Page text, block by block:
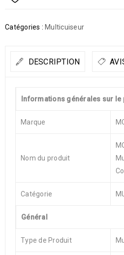
Catégories : Multicuiseur
DESCRIPTION
Informations générales sur le
Marque
Nom du produit
Catégorie
Général
Type de Produit